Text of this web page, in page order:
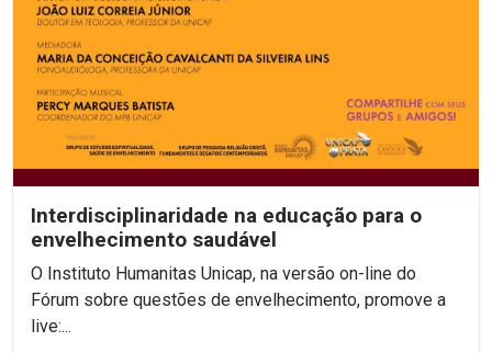
Interdisciplinaridade na educação para o
envelhecimento saudável
O Instituto Humanitas Unicap, na versão on-line do
Fórum sobre questões de envelhecimento, promove a
live:...